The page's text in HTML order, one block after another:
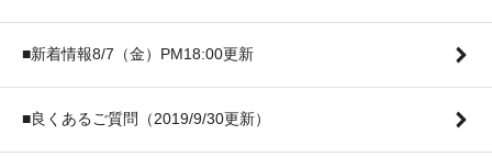
■新着情報8/7（金）PM18:00更新
■良くあるご質問（2019/9/30更新）